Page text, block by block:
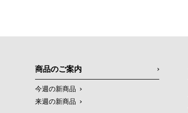
商品のご案内
今週の新商品
来週の新商品